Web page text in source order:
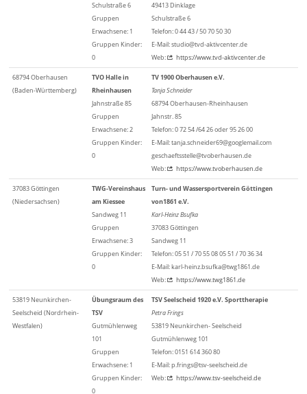
Schulstraße 6
Gruppen
Erwachsene: 1
Gruppen Kinder:
0
49413 Dinklage
Schulstraße 6
Telefon: 0 44 43 / 50 70 50 30
E-Mail: studio@tvd-aktivcenter.de
Web:
https://www.tvd-aktivcenter.de
68794 Oberhausen
(Baden-Württemberg)
TVO Halle in
Rheinhausen
Jahnstraße 85
Gruppen
Erwachsene: 2
Gruppen Kinder:
0
TV 1900 Oberhausen e.V.
Tanja Schneider
68794 Oberhausen-Rheinhausen
Jahnstr. 85
Telefon: 0 72 54 /64 26 oder 95 26 00
E-Mail: tanja.schneider69@googlemail.com
geschaeftsstelle@tvoberhausen.de
Web:
https://www.tvoberhausen.de
37083 Göttingen
(Niedersachsen)
TWG-Vereinshaus
am Kiessee
Sandweg 11
Gruppen
Erwachsene: 3
Gruppen Kinder:
0
Turn- und Wassersportverein Göttingen
von1861 e.V.
Karl-Heinz Bsufka
37083 Göttingen
Sandweg 11
Telefon: 05 51 / 70 55 08 05 51 / 70 36 34
E-Mail: karl-heinz.bsufka@twg1861.de
Web:
https://www.twg1861.de
53819 Neunkirchen-
Seelscheid (Nordrhein-
Westfalen)
Übungsraum des
TSV
Gutmühlenweg
101
Gruppen
Erwachsene: 1
Gruppen Kinder:
0
TSV Seelscheid 1920 e.V. Sporttherapie
Petra Frings
53819 Neunkirchen- Seelscheid
Gutmühlenweg 101
Telefon: 0151 614 360 80
E-Mail: p.frings@tsv-seelscheid.de
Web:
https://www.tsv-seelscheid.de